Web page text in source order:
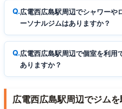
広電西広島駅周辺でシャワーや
ーソナルジムはありますか？
広電西広島駅周辺で個室を利用
ありますか？
広電西広島駅周辺でジム